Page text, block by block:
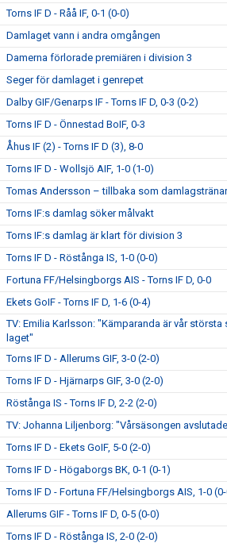
Torns IF D - Råå IF, 0-1 (0-0)
Damlaget vann i andra omgången
Damerna förlorade premiären i division 3
Seger för damlaget i genrepet
Dalby GIF/Genarps IF - Torns IF D, 0-3 (0-2)
Torns IF D - Önnestad BoIF, 0-3
Åhus IF (2) - Torns IF D (3), 8-0
Torns IF D - Wollsjö AIF, 1-0 (1-0)
Tomas Andersson – tillbaka som
Torns IF:s damlag söker målvakt
Torns IF:s damlag är klart för division 3
Torns IF D - Röstånga IS, 1-0 (0-0)
Fortuna FF/Helsingborgs AIS - Torns IF D, 0-0
Ekets GoIF - Torns IF D, 1-6 (0-4)
TV: Emilia Karlsson: "Kämparanda är vår största
laget"
Torns IF D - Allerums GIF, 3-0 (2-0)
Torns IF D - Hjärnarps GIF, 3-0 (2-0)
Röstånga IS - Torns IF D, 2-2 (2-0)
TV: Johanna Liljenborg: "Vårsäsongen
Torns IF D - Ekets GoIF, 5-0 (2-0)
Torns IF D - Högaborgs BK, 0-1 (0-1)
Torns IF D - Fortuna FF/Helsingborgs AIS, 1-0
Allerums GIF - Torns IF D, 0-5 (0-0)
Torns IF D - Röstånga IS, 2-0 (2-0)